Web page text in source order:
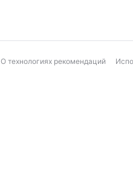
О технологиях рекомендаций